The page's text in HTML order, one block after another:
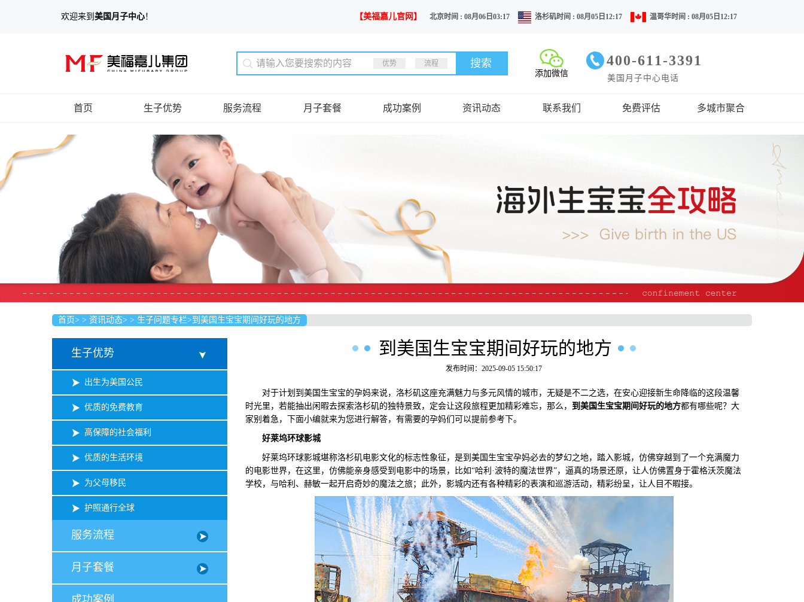
欢迎来到 美国月子中心！ 【美福嘉儿官网】 北京时间 : 08月06日03:17 洛杉矶时间 : 08月05日12:17 温哥华时间 : 08月05日12:17
优势 流程
添加微信
400-611-3391
美国月子中心电话
首页 生子优势 服务流程 月子套餐 成功案例 资讯动态 联系我们 免费评估 多城市聚合
首页> > 资讯动态> > 生子问题专栏>到美国生宝宝期间好玩的地方
生子优势
出生为美国公民
优质的免费教育
高保障的社会福利
优质的生活环境
为父母移民
护照通行全球
服务流程
月子套餐
成功案例
到美国生宝宝期间好玩的地方
发布时间：2025-09-05 15:50:17
对于计划到美国生宝宝的孕妈来说，洛杉矶这座充满魅力与多元风情的城市，无疑是不二之选，在安心迎接新生命降临的这段温馨
时光里，若能抽出闲暇去探索洛杉矶的独特景致，定会让这段旅程更加精彩难忘，那么， 到美国生宝宝期间好玩的地方都有哪些呢？大
家别着急，下面小编就来为您进行解答，有需要的孕妈们可以提前参考下。
好莱坞环球影城
好莱坞环球影城堪称洛杉矶电影文化的标志性象征，是到美国生宝宝孕妈必去的梦幻之地，踏入影城，仿佛穿越到了一个充满魔力
的电影世界，在这里，仿佛能亲身感受到电影中的场景，比如“哈利·波特的魔法世界”，逼真的场景还原，让人仿佛置身于霍格沃茨魔法
学校，与哈利、赫敏一起开启奇妙的魔法之旅；此外，影城内还有各种精彩的表演和巡游活动，精彩纷呈，让人目不暇接。